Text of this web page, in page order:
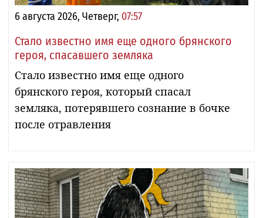
6 августа 2026, Четверг, 07:57
Стало известно имя еще одного брянского
героя, спасавшего земляка
Стало известно имя еще одного
брянского героя, который спасал
земляка, потерявшего сознание в бочке
после отравления